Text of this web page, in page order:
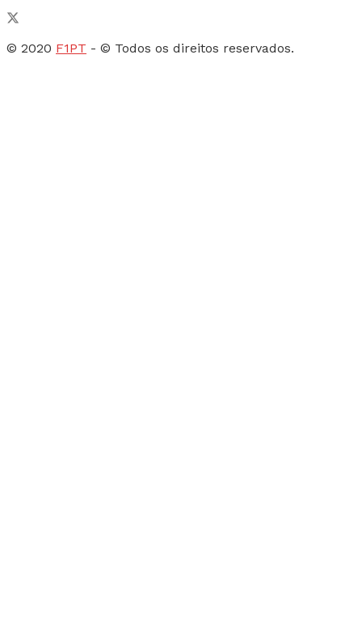
© 2020 F1PT - © Todos os direitos reservados.